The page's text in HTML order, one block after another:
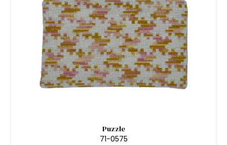
Puzzle
71-0575